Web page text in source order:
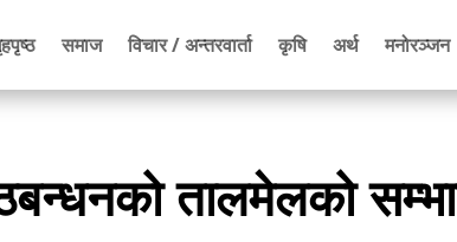
समाज विचार / अन्तरवार्ता कृषि अर्थ मनोरञ्जन
तालमेलको